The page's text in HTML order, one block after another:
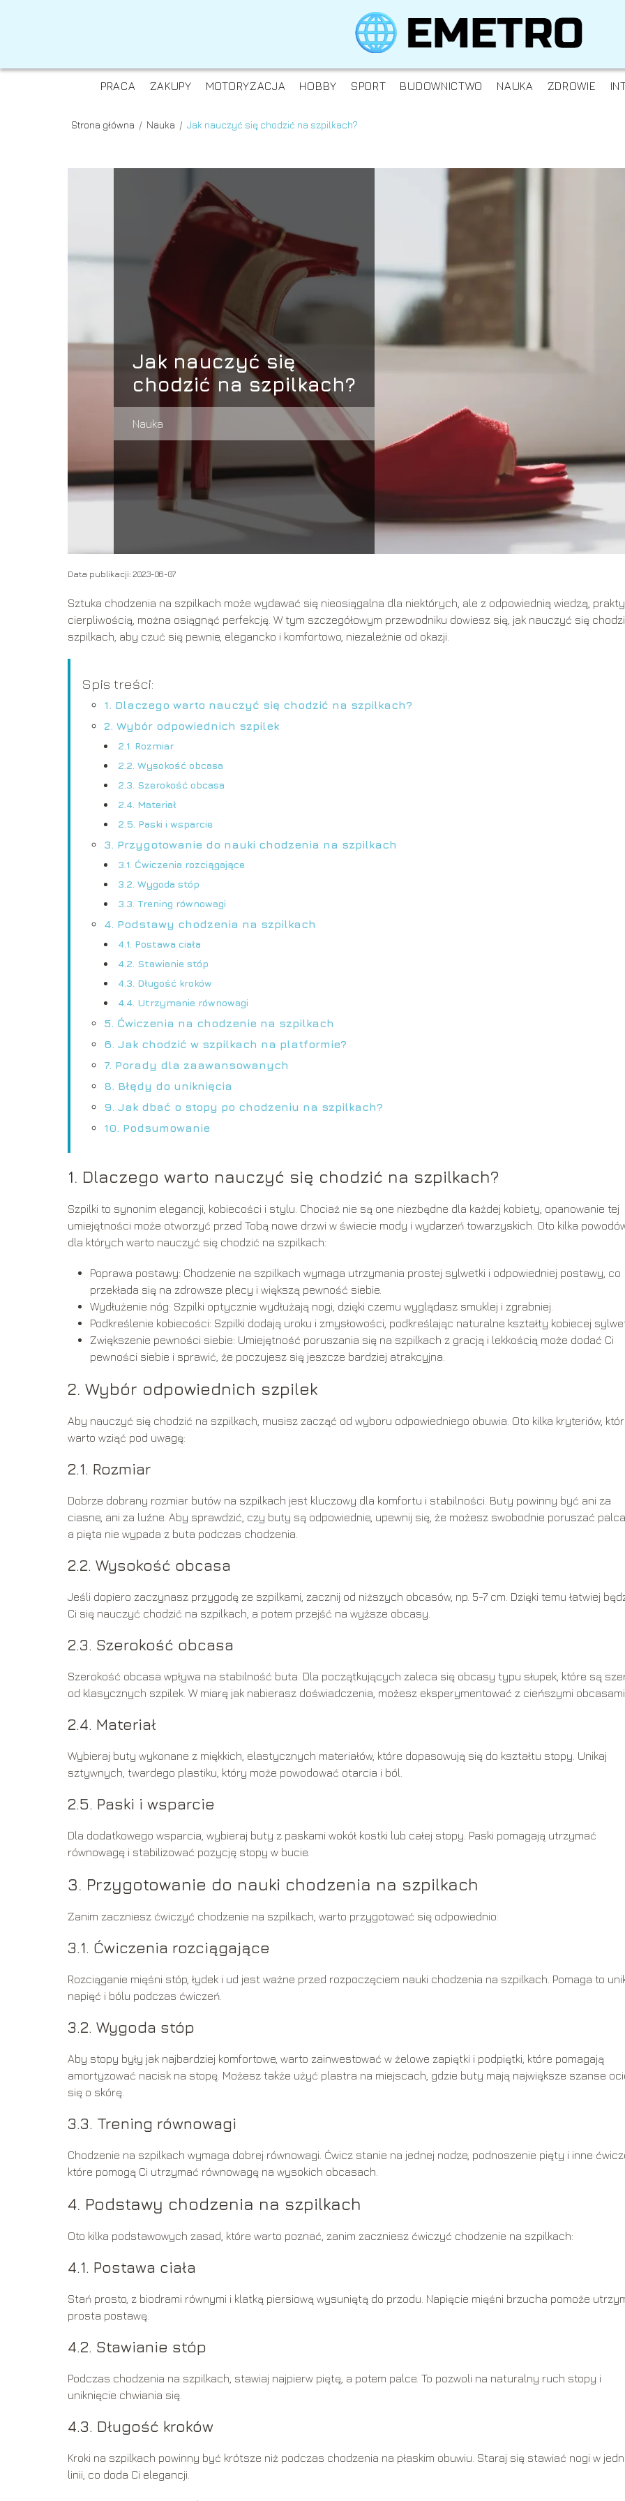
PRACA ZAKUPY MOTORYZACJA HOBBY SPORT BUDOWNICTWO NAUKA ZDROWIE
Strona główna / Nauka / Jak nauczyć się chodzić na szpilkach?
Jak nauczyć się
chodzić na szpilkach?
Nauka
Data publikacji: 2023-06-07
Sztuka chodzenia na szpilkach może wydawać się nieosiągalna dla niektórych, ale z odpowiednią wiedzą,
cierpliwością, można osiągnąć perfekcję. W tym szczegółowym przewodniku dowiesz się, jak nauczyć się
szpilkach, aby czuć się pewnie, elegancko i komfortowo, niezależnie od okazji.
Spis treści:
1. Dlaczego warto nauczyć się chodzić na szpilkach?
2. Wybór odpowiednich szpilek
2.1. Rozmiar
2.2. Wysokość obcasa
2.3. Szerokość obcasa
2.4. Materiał
2.5. Paski i wsparcie
3. Przygotowanie do nauki chodzenia na szpilkach
3.1. Ćwiczenia rozciągające
3.2. Wygoda stóp
3.3. Trening równowagi
4. Podstawy chodzenia na szpilkach
4.1. Postawa ciała
4.2. Stawianie stóp
4.3. Długość kroków
4.4. Utrzymanie równowagi
5. Ćwiczenia na chodzenie na szpilkach
6. Jak chodzić w szpilkach na platformie?
7. Porady dla zaawansowanych
8. Błędy do uniknięcia
9. Jak dbać o stopy po chodzeniu na szpilkach?
10. Podsumowanie
1. Dlaczego warto nauczyć się chodzić na szpilkach?
Szpilki to synonim elegancji, kobiecości i stylu. Chociaż nie są one niezbędne dla każdej kobiety, opanowanie tej
umiejętności może otworzyć przed Tobą nowe drzwi w świecie mody i wydarzeń towarzyskich. Oto kilka
dla których warto nauczyć się chodzić na szpilkach:
Poprawa postawy: Chodzenie na szpilkach wymaga utrzymania prostej sylwetki i odpowiedniej postawy, co
przekłada się na zdrowsze plecy i większą pewność siebie.
Wydłużenie nóg: Szpilki optycznie wydłużają nogi, dzięki czemu wyglądasz smuklej i zgrabniej.
Podkreślenie kobiecości: Szpilki dodają uroku i zmysłowości, podkreślając naturalne kształty kobiecej
Zwiększenie pewności siebie: Umiejętność poruszania się na szpilkach z gracją i lekkością może dodać Ci
pewności siebie i sprawić, że poczujesz się jeszcze bardziej atrakcyjna.
2. Wybór odpowiednich szpilek
Aby nauczyć się chodzić na szpilkach, musisz zacząć od wyboru odpowiedniego obuwia. Oto kilka kryteriów,
warto wziąć pod uwagę:
2.1. Rozmiar
Dobrze dobrany rozmiar butów na szpilkach jest kluczowy dla komfortu i stabilności. Buty powinny być ani za
ciasne, ani za luźne. Aby sprawdzić, czy buty są odpowiednie, upewnij się, że możesz swobodnie poruszać
a pięta nie wypada z buta podczas chodzenia.
2.2. Wysokość obcasa
Jeśli dopiero zaczynasz przygodę ze szpilkami, zacznij od niższych obcasów, np. 5-7 cm. Dzięki temu łatwiej
Ci się nauczyć chodzić na szpilkach, a potem przejść na wyższe obcasy.
2.3. Szerokość obcasa
Szerokość obcasa wpływa na stabilność buta. Dla początkujących zaleca się obcasy typu słupek, które są
od klasycznych szpilek. W miarę jak nabierasz doświadczenia, możesz eksperymentować z cieńszymi obcasami.
2.4. Materiał
Wybieraj buty wykonane z miękkich, elastycznych materiałów, które dopasowują się do kształtu stopy. Unikaj
sztywnych, twardego plastiku, który może powodować otarcia i ból.
2.5. Paski i wsparcie
Dla dodatkowego wsparcia, wybieraj buty z paskami wokół kostki lub całej stopy. Paski pomagają utrzymać
równowagę i stabilizować pozycję stopy w bucie.
3. Przygotowanie do nauki chodzenia na szpilkach
Zanim zaczniesz ćwiczyć chodzenie na szpilkach, warto przygotować się odpowiednio:
3.1. Ćwiczenia rozciągające
Rozciąganie mięśni stóp, łydek i ud jest ważne przed rozpoczęciem nauki chodzenia na szpilkach. Pomaga to
napięć i bólu podczas ćwiczeń.
3.2. Wygoda stóp
Aby stopy były jak najbardziej komfortowe, warto zainwestować w żelowe zapiętki i podpiętki, które pomagają
amortyzować nacisk na stopę. Możesz także użyć plastra na miejscach, gdzie buty mają największe szanse
się o skórę.
3.3. Trening równowagi
Chodzenie na szpilkach wymaga dobrej równowagi. Ćwicz stanie na jednej nodze, podnoszenie pięty i inne
które pomogą Ci utrzymać równowagę na wysokich obcasach.
4. Podstawy chodzenia na szpilkach
Oto kilka podstawowych zasad, które warto poznać, zanim zaczniesz ćwiczyć chodzenie na szpilkach:
4.1. Postawa ciała
Stań prosto, z biodrami równymi i klatką piersiową wysuniętą do przodu. Napięcie mięśni brzucha pomoże
prosta postawę.
4.2. Stawianie stóp
Podczas chodzenia na szpilkach, stawiaj najpierw piętę, a potem palce. To pozwoli na naturalny ruch stopy i
uniknięcie chwiania się.
4.3. Długość kroków
Kroki na szpilkach powinny być krótsze niż podczas chodzenia na płaskim obuwiu. Staraj się stawiać nogi w
linii, co doda Ci elegancji.